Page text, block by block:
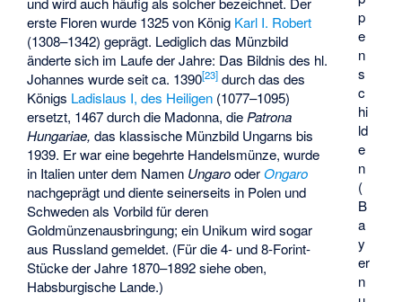
p
e
n
s
c
hi
ld
e
n
(
B
a
y
er
n
erste Floren wurde 1325 von König Karl I. Robert
(1308–1342) geprägt. Lediglich das Münzbild
änderte sich im Laufe der Jahre: Das Bildnis des hl.
Johannes wurde seit ca. 1390[23] durch das des
Königs Ladislaus I, des Heiligen (1077–1095)
ersetzt, 1467 durch die Madonna, die Patrona
Hungariae, das klassische Münzbild Ungarns bis
1939. Er war eine begehrte Handelsmünze, wurde
in Italien unter dem Namen UngarooderOngaro
nachgeprägt und diente seinerseits in Polen und
Schweden als Vorbild für deren
Goldmünzenausbringung; ein Unikum wird sogar
aus Russland gemeldet. (Für die 4- und 8-Forint-
Stücke der Jahre 1870–1892 siehe oben,
Habsburgische Lande.)